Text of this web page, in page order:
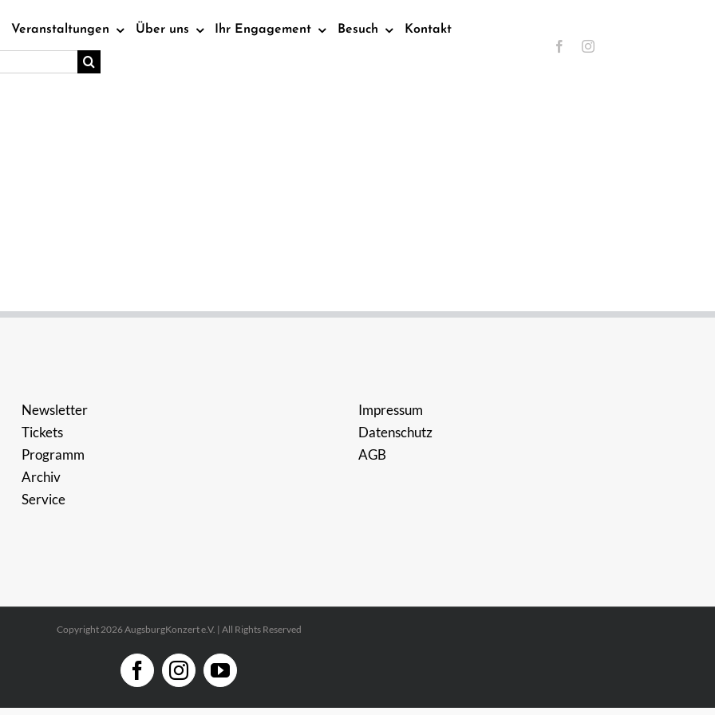
Veranstaltungen Über uns Ihr Engagement Besuch Kontakt
Newsletter
Tickets
Programm
Archiv
Service
Impressum
Datenschutz
AGB
Copyright 2026 AugsburgKonzert e.V. | All Rights Reserved
FacebookInstagramYouTube